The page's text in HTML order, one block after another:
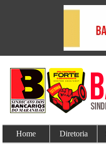
Home Diretoria